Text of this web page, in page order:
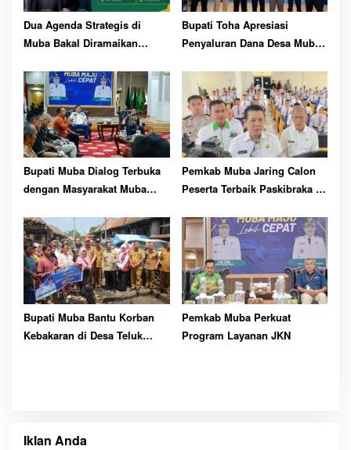
Dua Agenda Strategis di
Muba Bakal Diramaikan
Bupati Toha Apresiasi
Penyaluran Dana Desa Muba
Bupati Muba Dialog Terbuka
dengan Masyarakat Muba
Pemkab Muba Jaring Calon
Peserta Terbaik Paskibraka ke
Bupati Muba Bantu Korban
Kebakaran di Desa Teluk
Pemkab Muba Perkuat
Program Layanan JKN
Iklan Anda